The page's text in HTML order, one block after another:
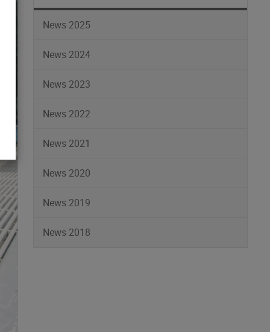
News 2025
News 2024
News 2023
News 2022
News 2021
News 2020
News 2019
News 2018